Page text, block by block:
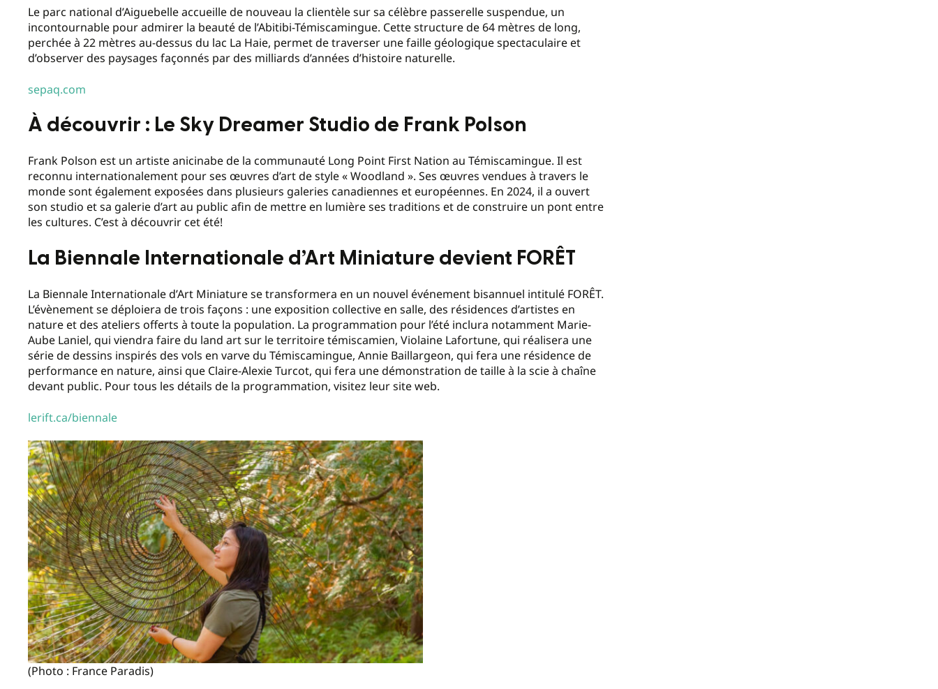
Le parc national d’Aiguebelle accueille de nouveau la clientèle sur sa célèbre passerelle suspendue, un
incontournable pour admirer la beauté de l’Abitibi-Témiscamingue. Cette structure de 64 mètres de long,
perchée à 22 mètres au-dessus du lac La Haie, permet de traverser une faille géologique spectaculaire et
d’observer des paysages façonnés par des milliards d’années d’histoire naturelle.
sepaq.com
À découvrir : Le Sky Dreamer Studio de Frank Polson
Frank Polson est un artiste anicinabe de la communauté Long Point First Nation au Témiscamingue. Il est
reconnu internationalement pour ses œuvres d’art de style « Woodland ». Ses œuvres vendues à travers le
monde sont également exposées dans plusieurs galeries canadiennes et européennes. En 2024, il a ouvert
son studio et sa galerie d’art au public afin de mettre en lumière ses traditions et de construire un pont entre
les cultures. C’est à découvrir cet été!
La Biennale Internationale d’Art Miniature devient FORÊT
La Biennale Internationale d’Art Miniature se transformera en un nouvel événement bisannuel intitulé FORÊT.
L’évènement se déploiera de trois façons : une exposition collective en salle, des résidences d’artistes en
nature et des ateliers offerts à toute la population. La programmation pour l’été inclura notamment Marie-
Aube Laniel, qui viendra faire du land art sur le territoire témiscamien, Violaine Lafortune, qui réalisera une
série de dessins inspirés des vols en varve du Témiscamingue, Annie Baillargeon, qui fera une résidence de
performance en nature, ainsi que Claire-Alexie Turcot, qui fera une démonstration de taille à la scie à chaîne
devant public. Pour tous les détails de la programmation, visitez leur site web.
lerift.ca/biennale
(Photo : France Paradis)